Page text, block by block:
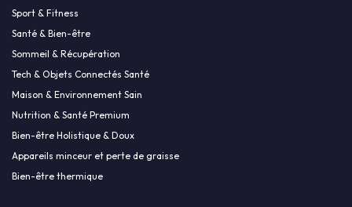
Sport & Fitness
Santé & Bien-être
Sommeil & Récupération
Tech & Objets Connectés Santé
Maison & Environnement Sain
Nutrition & Santé Premium
Bien-être Holistique & Doux
Appareils minceur et perte de graisse
Bien-être thermique